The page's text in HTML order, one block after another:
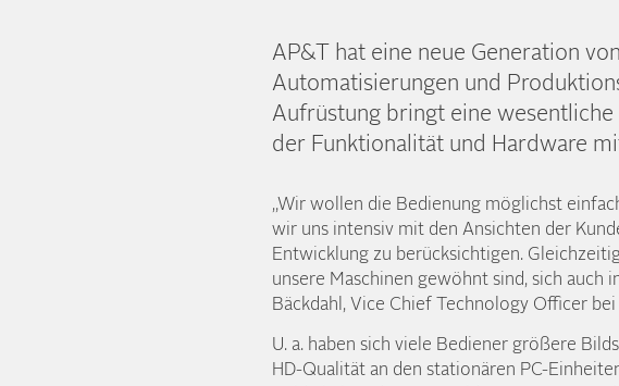
AP&T hat eine neue Generation
Automatisierungen und
Aufrüstung bringt eine
der Funktionalität und Hardware
„Wir wollen die Bedienung möglichst
wir uns intensiv mit den Ansichten der
Entwicklung zu berücksichtigen.
unsere Maschinen gewöhnt sind, sich
Bäckdahl, Vice Chief Technology Officer bei
U. a. haben sich viele Bediener größere
HD-Qualität an den stationären PC-